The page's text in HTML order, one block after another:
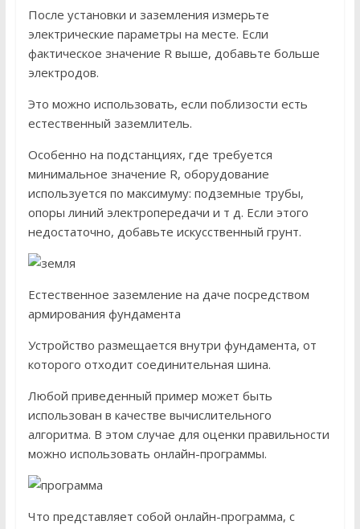
После установки и заземления измерьте
электрические параметры на месте. Если
фактическое значение R выше, добавьте больше
электродов.
Это можно использовать, если поблизости есть
естественный заземлитель.
Особенно на подстанциях, где требуется
минимальное значение R, оборудование
используется по максимуму: подземные трубы,
опоры линий электропередачи и т д. Если этого
недостаточно, добавьте искусственный грунт.
Естественное заземление на даче посредством
армирования фундамента
Устройство размещается внутри фундамента, от
которого отходит соединительная шина.
Любой приведенный пример может быть
использован в качестве вычислительного
алгоритма. В этом случае для оценки правильности
можно использовать онлайн-программы.
Что представляет собой онлайн-программа, с